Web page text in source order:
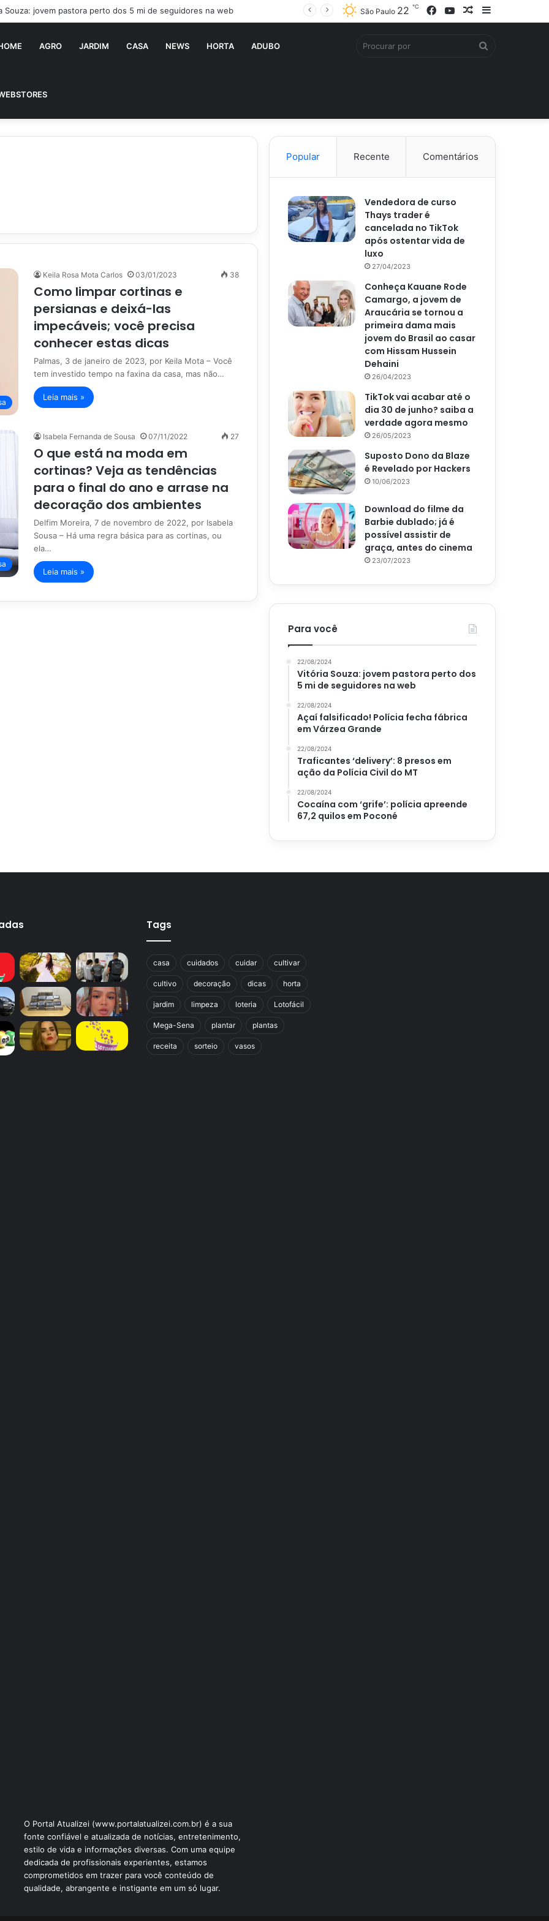
Souza: jovem pastora perto dos 5 mi de seguidores na web
Barra
Artigo
YouTube
Facebook
São Paulo 22 ℃
AGRO JARDIM CASA NEWS HORTA ADUBO
Keila Rosa Mota Carlos 03/01/2023 38
Como limpar cortinas e
persianas e deixá-las
impecáveis; você precisa
conhecer estas dicas
Palmas, 3 de janeiro de 2023, por Keila Mota – Você
tem investido tempo na faxina da casa, mas não…
Leia mais »
Isabela Fernanda de Sousa 07/11/2022 27
O que está na moda em
cortinas? Veja as tendências
para o final do ano e arrase na
decoração dos ambientes
Delfim Moreira, 7 de novembro de 2022, por Isabela
Sousa – Há uma regra básica para as cortinas, ou
ela…
Leia mais »
Popular Recente Comentários
Vendedora de curso
Thays trader é
cancelada no TikTok
após ostentar vida de
luxo
27/04/2023
Conheça Kauane Rode
Camargo, a jovem de
Araucária se tornou a
primeira dama mais
jovem do Brasil ao casar
com Hissam Hussein
Dehaini
26/04/2023
TikTok vai acabar até o
dia 30 de junho? saiba a
verdade agora mesmo
26/05/2023
Suposto Dono da Blaze
é Revelado por Hackers
10/06/2023
Download do filme da
Barbie dublado; já é
possível assistir de
graça, antes do cinema
23/07/2023
Para você
22/08/2024
Vitória Souza: jovem pastora perto dos
5 mi de seguidores na web
22/08/2024
Açaí falsificado! Polícia fecha fábrica
em Várzea Grande
22/08/2024
Traficantes ‘delivery’: 8 presos em
ação da Polícia Civil do MT
22/08/2024
Cocaína com ‘grife’: polícia apreende
67,2 quilos em Poconé
Tags
casa cuidados cuidar cultivar
cultivo decoração dicas horta
jardim limpeza loteria Lotofácil
Mega-Sena plantar plantas
receita sorteio vasos
O Portal Atualizei (www.portalatualizei.com.br) é a sua
fonte confiável e atualizada de notícias, entretenimento,
estilo de vida e informações diversas. Com uma equipe
dedicada de profissionais experientes, estamos
comprometidos em trazer para você conteúdo de
qualidade, abrangente e instigante em um só lugar.